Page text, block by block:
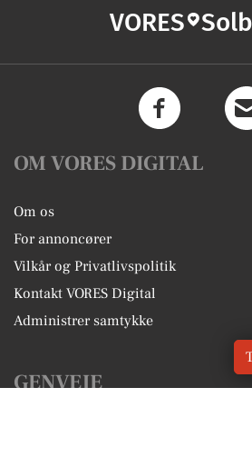
VORES
OM VORES DIGITAL
Om os
For annoncører
Vilkår og Privatlivspolitik
Kontakt VORES Digital
Administrer samtykke
GENVEJE